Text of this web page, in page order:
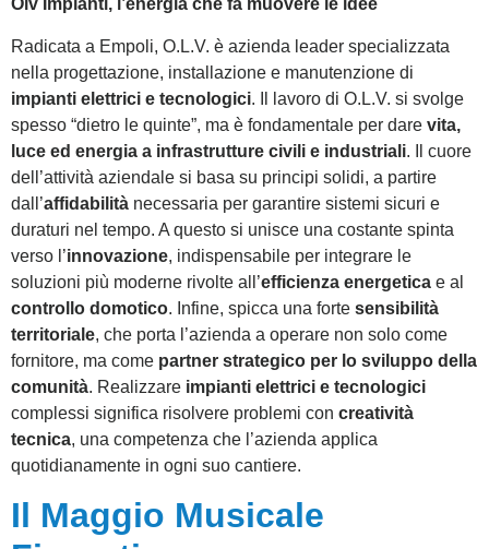
Olv Impianti, l’energia che fa muovere le idee
Radicata a Empoli, O.L.V. è azienda leader specializzata
nella progettazione, installazione e manutenzione di
impianti elettrici e tecnologici. Il lavoro di O.L.V. si svolge
spesso “dietro le quinte”, ma è fondamentale per dare vita,
luce ed energia a infrastrutture civili e industriali. Il cuore
dell’attività aziendale si basa su principi solidi, a partire
dall’affidabilità necessaria per garantire sistemi sicuri e
duraturi nel tempo. A questo si unisce una costante spinta
verso l’innovazione, indispensabile per integrare le
soluzioni più moderne rivolte all’efficienza energetica e al
controllo domotico. Infine, spicca una forte sensibilità
territoriale, che porta l’azienda a operare non solo come
fornitore, ma come partner strategico per lo sviluppo della
comunità. Realizzare impianti elettrici e tecnologici
complessi significa risolvere problemi con creatività
tecnica, una competenza che l’azienda applica
quotidianamente in ogni suo cantiere.
Il Maggio Musicale